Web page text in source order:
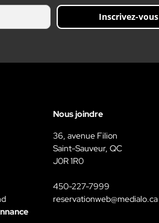
Inscrivez-vous
Nous joindre
36, avenue Filion
Saint-Sauveur, QC
J0R 1R0
450-227-7999
reservationweb@medialo.ca